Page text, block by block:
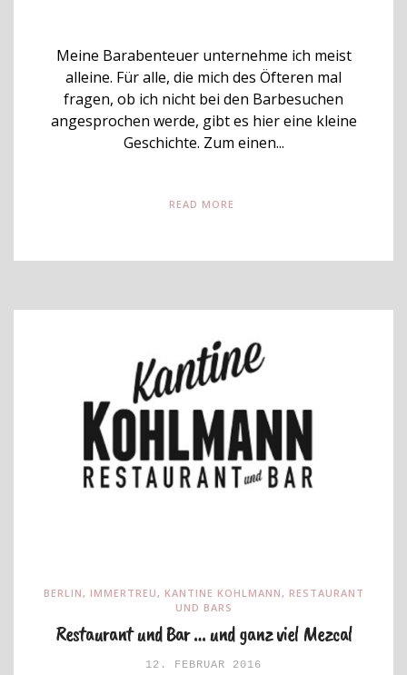
Meine Barabenteuer unternehme ich meist
alleine. Für alle, die mich des Öfteren mal
fragen, ob ich nicht bei den Barbesuchen
angesprochen werde, gibt es hier eine kleine
Geschichte. Zum einen...
READ MORE
BERLIN, IMMERTREU, KANTINE KOHLMANN, RESTAURANT
UND BARS
Restaurant und Bar … und ganz viel Mezcal
12. FEBRUAR 2016